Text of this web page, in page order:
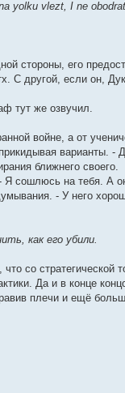
yolku vlezt, I ne
стороны, его
С другой, если он,
тут же озвучил.
войне, а от
варианты. -
ближнего своего.
сошлюсь на тебя. А
- У него
как его убили.
со
Да и в конце
плечи и ещё